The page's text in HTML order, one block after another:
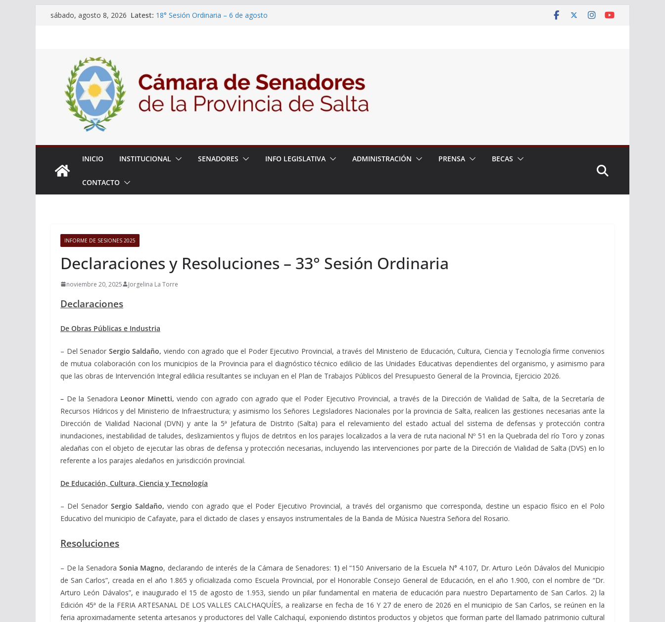
sábado, agosto 8, 2026 Latest: 18° Sesión Ordinaria – 6 de agosto
Expte. Nº 90-34.516/2026 – 06/08/26 – Créase el Ente Salteño
de Protección y Control Vegetal
INICIO INSTITUCIONAL SENADORES INFO LEGISLATIVA ADMINISTRACIÓN PRENSA BECAS
CONTACTO
INFORME DE SESIONES 2025
Declaraciones y Resoluciones – 33° Sesión Ordinaria
noviembre 20, 2025 Jorgelina La Torre
Declaraciones
De Obras Públicas e Industria
– Del Senador Sergio Saldaño, viendo con agrado que el Poder Ejecutivo Provincial, a través del Ministerio de Educación, Cultura, Ciencia y Tecnología firme convenios
de mutua colaboración con los municipios de la Provincia para el diagnóstico técnico edilicio de las Unidades Educativas dependientes del organismo, y asimismo para
que las obras de Intervención Integral edilicia resultantes se incluyan en el Plan de Trabajos Públicos del Presupuesto General de la Provincia, Ejercicio 2026.
– De la Senadora Leonor Minetti,viendo con agrado con agrado que el Poder Ejecutivo Provincial, a través de la Dirección de Vialidad de Salta, de la Secretaría de
Recursos Hídricos y del Ministerio de Infraestructura; y asimismo los Señores Legisladores Nacionales por la provincia de Salta, realicen las gestiones necesarias ante la
Dirección de Vialidad Nacional (DVN) y ante la 5ª Jefatura de Distrito (Salta) para el relevamiento del estado actual del sistema de defensas y protección contra
inundaciones, inestabilidad de taludes, deslizamientos y flujos de detritos en los parajes localizados a la vera de ruta nacional Nº 51 en la Quebrada del río Toro y zonas
aledañas con el objeto de ejecutar las obras de defensa y protección necesarias, incluyendo las intervenciones por parte de la Dirección de Vialidad de Salta (DVS) en lo
referente a los parajes aledaños en jurisdicción provincial.
De Educación, Cultura, Ciencia y Tecnología
– Del SenadorSergio Saldaño,viendo con agrado que el Poder Ejecutivo Provincial, a través del organismo que corresponda, destine un espacio físico en el Polo
Educativo del municipio de Cafayate, para el dictado de clases y ensayos instrumentales de la Banda de Música Nuestra Señora del Rosario.
Resoluciones
– De la Senadora Sonia Magno, declarando de interés de la Cámara de Senadores: 1) el “150 Aniversario de la Escuela N° 4.107, Dr. Arturo León Dávalos del Municipio
de San Carlos”, creada en el año 1.865 y oficializada como Escuela Provincial, por el Honorable Consejo General de Educación, en el año 1.900, con el nombre de “Dr.
Arturo León Dávalos”, e inaugurado el 15 de agosto de 1.953, siendo un pilar fundamental en materia de educación para nuestro Departamento de San Carlos. 2) la
Edición 45ª de la FERIA ARTESANAL DE LOS VALLES CALCHAQUÍES, a realizarse en fecha de 16 Y 27 de enero de 2026 en el municipio de San Carlos, se reúnen en la
feria aproximadamente setenta artesanos y productores del Valle Calchaquí, exponiendo distintos productos y objetos que forman parte del llamado patrimonio cultural